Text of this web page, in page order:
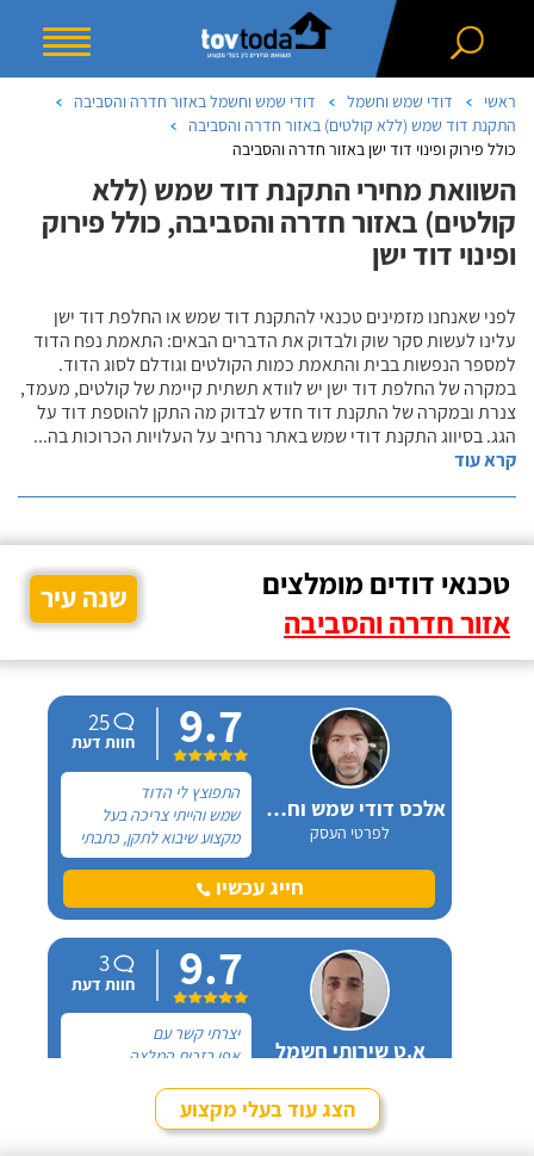
ראשי דודי שמש וחשמל
דודי שמש וחשמל באזור חדרה והסביבה
התקנת דוד שמש (ללא קולטים) באזור חדרה והסביבה
כולל פירוק ופינוי דוד ישן באזור חדרה והסביבה
השוואת מחירי התקנת דוד שמש (ללא
קולטים) באזור חדרה והסביבה, כולל פירוק
ופינוי דוד ישן
לפני שאנחנו מזמינים טכנאי להתקנת דוד שמש או החלפת דוד ישן
עלינו לעשות סקר שוק ולבדוק את הדברים הבאים: התאמת נפח הדוד
למספר הנפשות בבית והתאמת כמות הקולטים וגודלם לסוג הדוד.
במקרה של החלפת דוד ישן יש לוודא תשתית קיימת של קולטים, מעמד,
צנרת ובמקרה של התקנת דוד חדש לבדוק מה התקן להוספת דוד על
הגג. בסיווג התקנת דודי שמש באתר נרחיב על העלויות הכרוכות בה...
קרא עוד
טכנאי דודים מומלצים
אזור חדרה והסביבה
שנה עיר
אלכס דודי שמש וחשמל
לפרטי העסק
9.7
25
חוות דעת
התפוצץ לי הדוד
שמש והייתי צריכה בעל
מקצוע שיבוא לתקן, כתבתי
בגוגל טכנאי דודים ואז
הגעתי לקבוצה של העיר
חיפה בפייסבוק, שם כמה
דודי שמש וחשמל".
חייג עכשיו
א.ט שירותי חשמל
9.7
3
חוות דעת
יצרתי קשר עם
אפי בזכות המלצה
אחר ובסופו של דבר,
התרשמתי ממנו לטובהחייג עכשיו
הצג עוד בעלי מקצוע